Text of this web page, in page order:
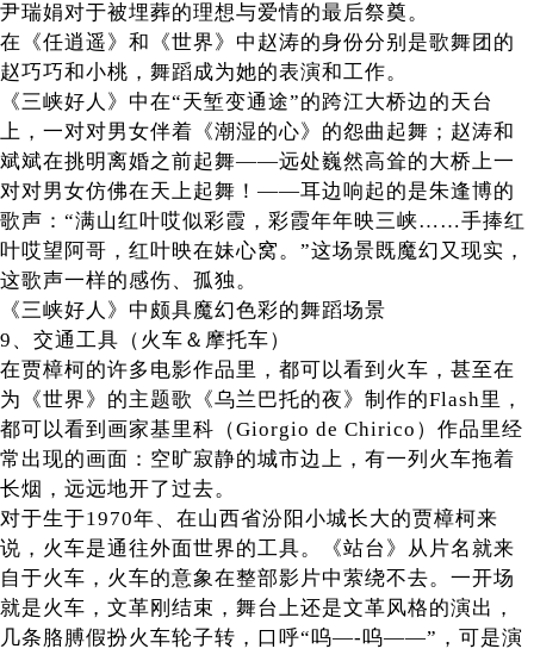
尹瑞娟对于被埋葬的理想与爱情的最后祭奠。
在《任逍遥》和《世界》中赵涛的身份分别是歌舞团的
赵巧巧和小桃，舞蹈成为她的表演和工作。
《三峡好人》中在“天堑变通途”的跨江大桥边的天台
上，一对对男女伴着《潮湿的心》的怨曲起舞；赵涛和
斌斌在挑明离婚之前起舞——远处巍然高耸的大桥上一
对对男女仿佛在天上起舞！——耳边响起的是朱逢博的
歌声：“满山红叶哎似彩霞，彩霞年年映三峡……手捧红
叶哎望阿哥，红叶映在妹心窝。”这场景既魔幻又现实，
这歌声一样的感伤、孤独。
《三峡好人》中颇具魔幻色彩的舞蹈场景
9、交通工具（火车＆摩托车）
在贾樟柯的许多电影作品里，都可以看到火车，甚至在
为《世界》的主题歌《乌兰巴托的夜》制作的Flash里，
都可以看到画家基里科（Giorgio de Chirico）作品里经
常出现的画面：空旷寂静的城市边上，有一列火车拖着
长烟，远远地开了过去。
对于生于1970年、在山西省汾阳小城长大的贾樟柯来
说，火车是通往外面世界的工具。《站台》从片名就来
自于火车，火车的意象在整部影片中萦绕不去。一开场
就是火车，文革刚结束，舞台上还是文革风格的演出，
几条胳膊假扮火车轮子转，口呼“呜—-呜——”，可是演